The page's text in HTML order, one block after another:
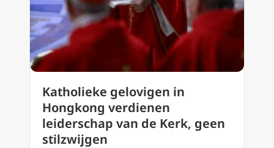
Katholieke gelovigen in
Hongkong verdienen
leiderschap van de Kerk, geen
stilzwijgen